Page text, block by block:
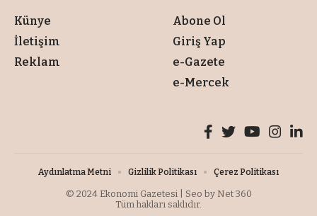
Künye
İletişim
Reklam
Abone Ol
Giriş Yap
e-Gazete
e-Mercek
© 2024 Ekonomi Gazetesi| Seo by Net 360
Tüm hakları saklıdır.
Aydınlatma Metni Gizlilik Politikası Çerez Politikası